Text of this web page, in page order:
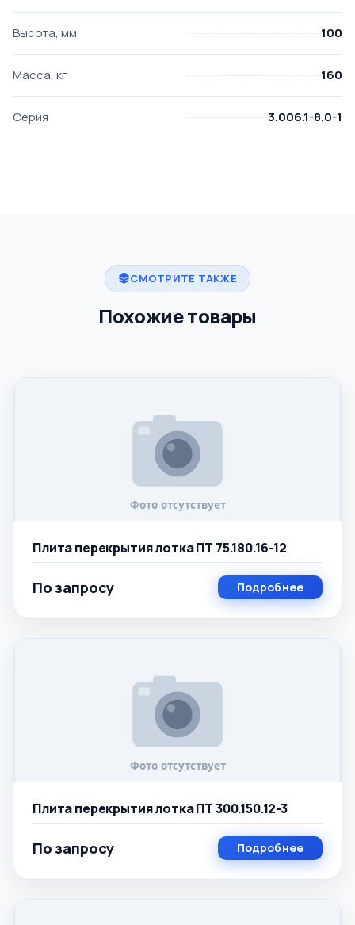
Высота, мм 100
Масса, кг 160
Серия 3.006.1-8.0-1
СМОТРИТЕ ТАКЖЕ
Похожие товары
Плита перекрытия лотка ПТ 75.180.16-12
По запросу Подробнее
Плита перекрытия лотка ПТ 300.150.12-3
По запросу Подробнее